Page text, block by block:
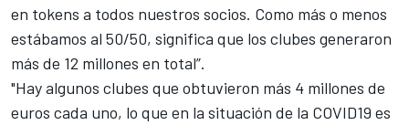
en tokens a todos nuestros socios. Como más o menos
estábamos al 50/50, significa que los clubes generaron
más de 12 millones en total”.
"Hay algunos clubes que obtuvieron más 4 millones de
euros cada uno, lo que en la situación de la COVID19 es